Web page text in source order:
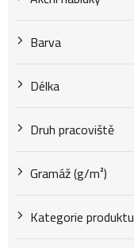
k
ů
Barva
Délka
Druh pracoviště
Gramáž (g/m²)
Kategorie produktu